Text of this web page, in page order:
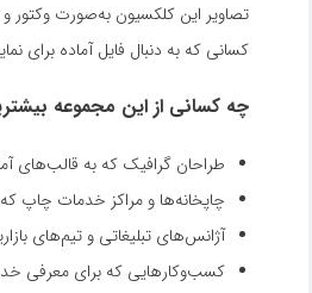
تصاویر این کلکسیون به‌صورت وکتور
کسانی که به دنبال فایل آماده
چه کسانی از این مجموعه
طراحان گرافیک که به قالب‌های
چاپخانه‌ها و مراکز خدمات چاپ
آژانس‌های تبلیغاتی و تیم‌های
کسب‌وکارهایی که برای معرفی